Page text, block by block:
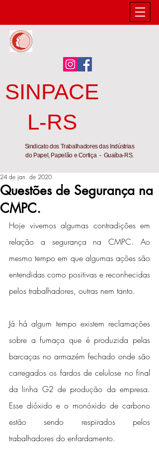
SINPACE
L-RS
Sindicato dos Trabalhadores das Indústrias
do Papel, Papelão e Cortiça - Guaíba-RS.
Questões de Segurança na
CMPC.
24 de jan. de 2020
Hoje vivemos algumas contradições em
relação a segurança na CMPC. Ao
mesmo tempo em que algumas ações são
entendidas como positivas e reconhecidas
pelos trabalhadores, outras nem tanto.
Já há algum tempo existem reclamações
sobre a fumaça que é produzida pelas
barcaças no armazém fechado onde são
carregados os fardos de celulose no final
da linha G2 de produção da empresa.
Esse dióxido e o monóxido de carbono
estão sendo respirados pelos
trabalhadores do enfardamento.